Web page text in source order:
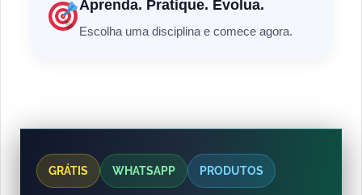
Aprenda. Pratique. Evolua.
Escolha uma disciplina e comece agora.
GRÁTIS WHATSAPP PRODUTOS